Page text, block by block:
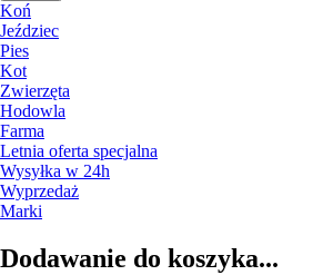
Koń
Jeździec
Pies
Kot
Zwierzęta
Hodowla
Farma
Letnia oferta specjalna
Wysyłka w 24h
Wyprzedaż
Marki
Dodawanie do koszyka...